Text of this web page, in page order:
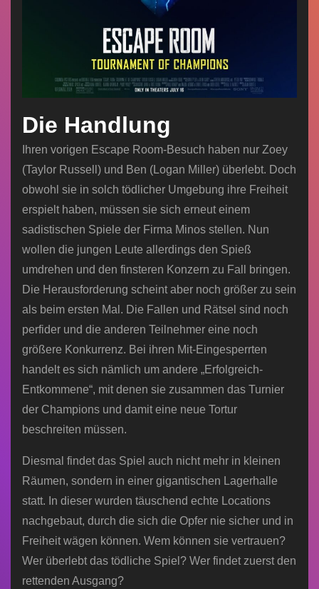
Die Handlung
Ihren vorigen Escape Room-Besuch haben nur Zoey
(Taylor Russell) und Ben (Logan Miller) überlebt. Doch
obwohl sie in solch tödlicher Umgebung ihre Freiheit
erspielt haben, müssen sie sich erneut einem
sadistischen Spiele der Firma Minos stellen. Nun
wollen die jungen Leute allerdings den Spieß
umdrehen und den finsteren Konzern zu Fall bringen.
Die Herausforderung scheint aber noch größer zu sein
als beim ersten Mal. Die Fallen und Rätsel sind noch
perfider und die anderen Teilnehmer eine noch
größere Konkurrenz. Bei ihren Mit-Eingesperrten
handelt es sich nämlich um andere „Erfolgreich-
Entkommene“, mit denen sie zusammen das Turnier
der Champions und damit eine neue Tortur
beschreiten müssen.
Diesmal findet das Spiel auch nicht mehr in kleinen
Räumen, sondern in einer gigantischen Lagerhalle
statt. In dieser wurden täuschend echte Locations
nachgebaut, durch die sich die Opfer nie sicher und in
Freiheit wägen können. Wem können sie vertrauen?
Wer überlebt das tödliche Spiel? Wer findet zuerst den
rettenden Ausgang?